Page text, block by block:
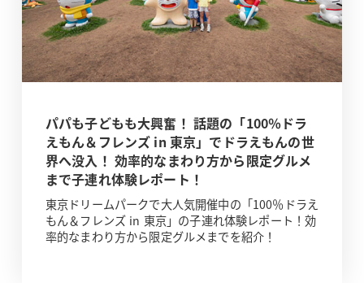
パパも子どもも大興奮！ 話題の「100％ドラ
えもん＆フレンズ in 東京」でドラえもんの世
界へ没入！ 効率的なまわり方から限定グルメ
まで子連れ体験レポート！
東京ドリームパークで大人気開催中の「100％ドラえ
もん＆フレンズ in 東京」の子連れ体験レポート！効
率的なまわり方から限定グルメまでを紹介！